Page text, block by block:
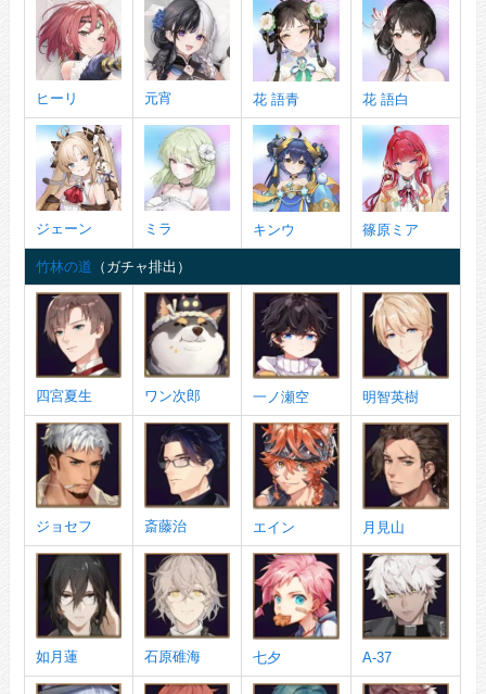
ヒーリ 元宵 花 語青 花 語白
ジェーン ミラ キンウ 篠原ミア
竹林の道 （ガチャ排出）
四宮夏生 ワン次郎 一ノ瀬空 明智英樹
ジョセフ 斎藤治 エイン 月見山
如月蓮 石原碓海 七夕 A-37